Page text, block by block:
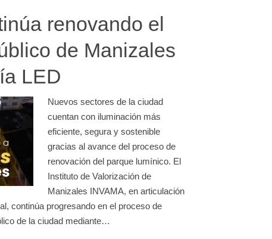
renovando el
de Manizales
LED
Nuevos sectores de la ciudad
cuentan con iluminación más
eficiente, segura y sostenible
gracias al avance del proceso de
renovación del parque lumínico. El
Instituto de Valorización de
Manizales INVAMA, en articulación
continúa progresando en el proceso de
de la ciudad mediante…